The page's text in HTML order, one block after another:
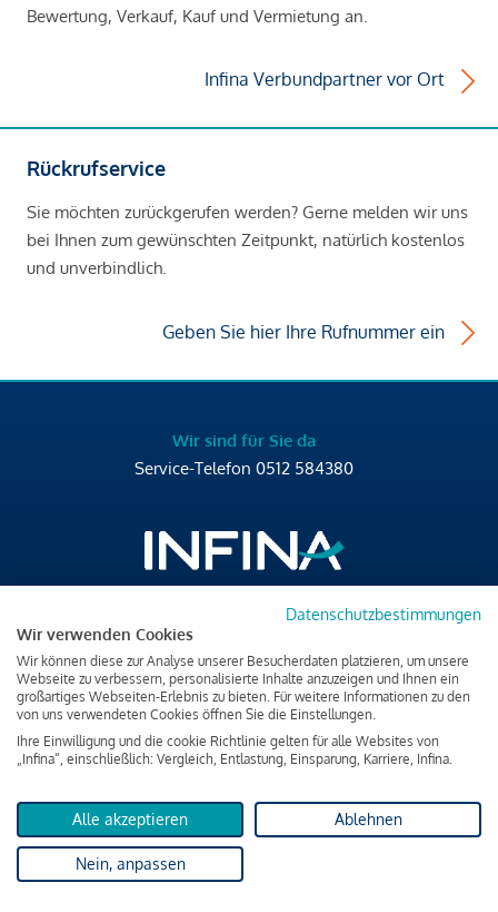
Bewertung, Verkauf, Kauf und Vermietung an.
Infina Verbundpartner vor Ort
Rückrufservice
Sie möchten zurückgerufen werden? Gerne melden wir uns
bei Ihnen zum gewünschten Zeitpunkt, natürlich kostenlos
und unverbindlich.
Geben Sie hier Ihre Rufnummer ein
Wir sind für Sie da
Service-Telefon 0512 584380
Brixner Straße 2/4
6020 Innsbruck
T+43 512 584380
office@infina.at
Impressum
Datenschutz & Cookies
Datenschutzbestimmungen
Wir verwenden Cookies
Wir können diese zur Analyse unserer Besucherdaten platzieren, um unsere
Webseite zu verbessern, personalisierte Inhalte anzuzeigen und Ihnen ein
großartiges Webseiten-Erlebnis zu bieten. Für weitere Informationen zu den
von uns verwendeten Cookies öffnen Sie die Einstellungen.
Ihre Einwilligung und die cookie Richtlinie gelten für alle Websites von
„Infina“, einschließlich: Vergleich, Entlastung, Einsparung, Karriere, Infina.
Alle akzeptieren Ablehnen
Nein, anpassen